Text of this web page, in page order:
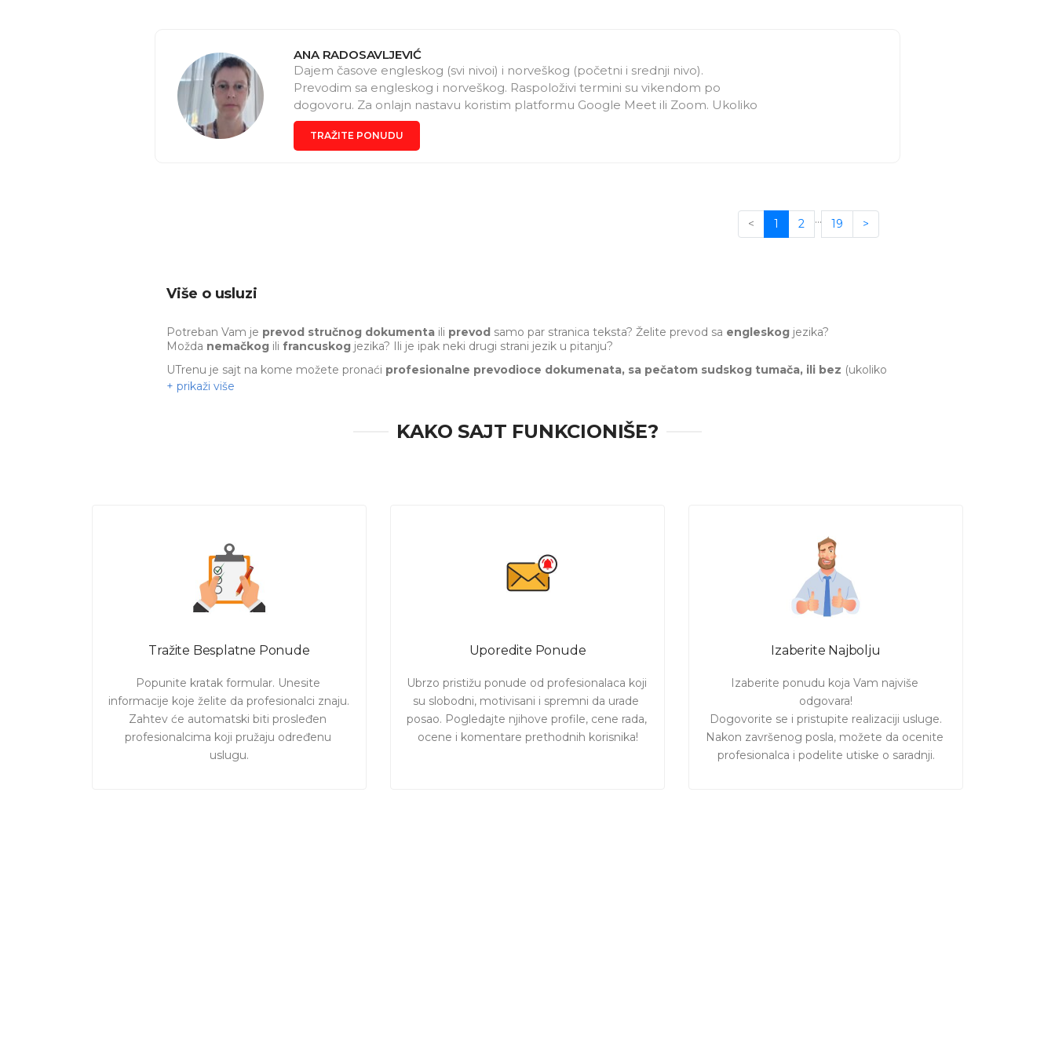
ANA RADOSAVLJEVIĆ
Dajem časove engleskog (svi nivoi) i norveškog (početni i srednji nivo).
Prevodim sa engleskog i norveškog. Raspoloživi termini su vikendom po
dogovoru. Za onlajn nastavu koristim platformu Google Meet ili Zoom. Ukoliko
živite u naselju Braće Jerković, možete doći kod mene u stan.
TRAŽITE PONUDU
< 1 2 … 19 >
Više o usluzi
Potreban Vam je prevod stručnog dokumenta ili prevod samo par stranica teksta? Želite prevod sa engleskog jezika?
Možda nemačkog ili francuskog jezika? Ili je ipak neki drugi strani jezik u pitanju?
UTrenu je sajt na kome možete pronaći profesionalne prevodioce dokumenata, sa pečatom sudskog tumača, ili bez (ukoliko
Vam nije potreban) i to po
KAKO SAJT FUNKCIONIŠE?
Tražite Besplatne Ponude
Popunite kratak formular. Unesite
informacije koje želite da profesionalci znaju.
Zahtev će automatski biti prosleđen
profesionalcima koji pružaju određenu
uslugu.
Uporedite Ponude
Ubrzo pristižu ponude od profesionalaca koji
su slobodni, motivisani i spremni da urade
posao. Pogledajte njihove profile, cene rada,
ocene i komentare prethodnih korisnika!
Izaberite Najbolju
Izaberite ponudu koja Vam najviše
odgovara!
Dogovorite se i pristupite realizaciji usluge.
Nakon završenog posla, možete da ocenite
profesionalca i podelite utiske o saradnji.